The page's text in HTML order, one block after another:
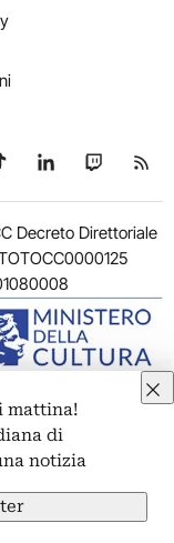
Telegram
su TikTok
Seguici su
Seguici
Decreto Direttoriale
Emanuele II, 287 –
personali
287 – 00186 Roma
Credits
mattina!
di
notizia